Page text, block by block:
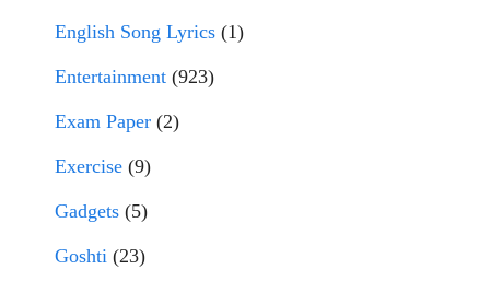
English Song Lyrics (1)
Entertainment (923)
Exam Paper (2)
Exercise (9)
Gadgets (5)
Goshti (23)